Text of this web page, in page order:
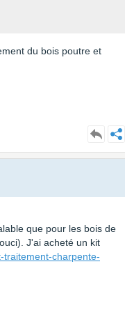
du bois poutre et
que pour les bois de
J'ai acheté un kit
traitement-charpente-